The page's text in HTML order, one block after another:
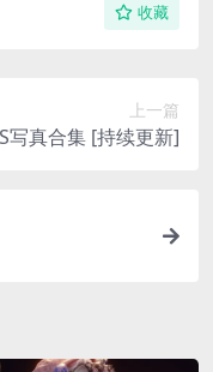
收藏
上一篇
写真合集 [持续更新]